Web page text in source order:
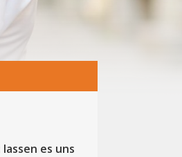
es uns